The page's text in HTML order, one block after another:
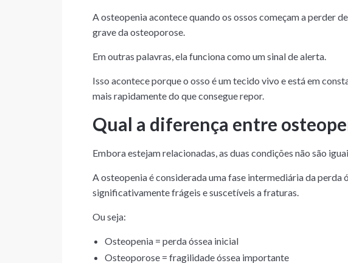
A osteopenia acontece quando os ossos começam a perder
grave da osteoporose.
Em outras palavras, ela funciona como um sinal de alerta.
Isso acontece porque o osso é um tecido vivo e está em
mais rapidamente do que consegue repor.
Qual a diferença entre
Embora estejam relacionadas, as duas condições não são
A osteopenia é considerada uma fase intermediária da perda
significativamente frágeis e suscetíveis a fraturas.
Ou seja:
Osteopenia = perda óssea inicial
Osteoporose = fragilidade óssea importante